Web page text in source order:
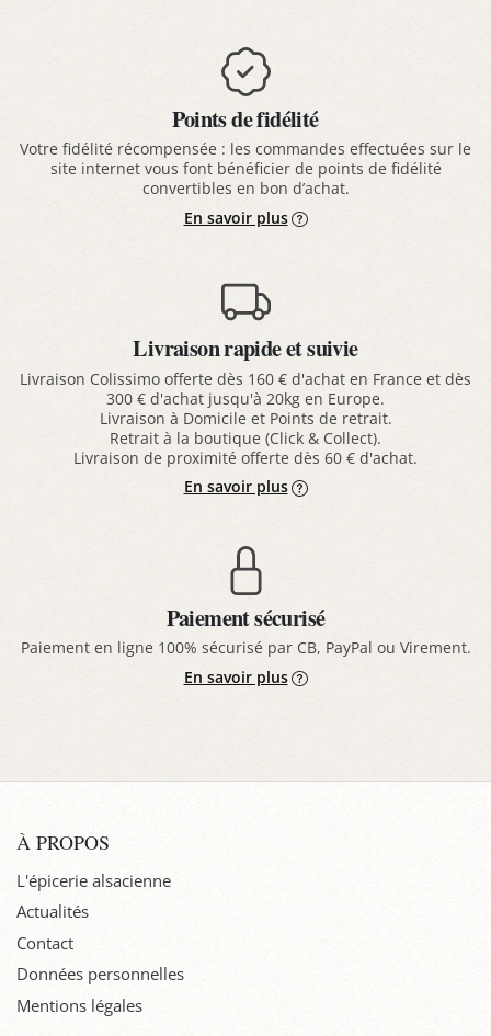
Points de fidélité
Votre fidélité récompensée : les commandes effectuées sur le
site internet vous font bénéficier de points de fidélité
convertibles en bon d’achat.
En savoir plus
Livraison rapide et suivie
Livraison Colissimo offerte dès 160 € d'achat en France et dès
300 € d'achat jusqu'à 20kg en Europe.
Livraison à Domicile et Points de retrait.
Retrait à la boutique (Click & Collect).
Livraison de proximité offerte dès 60 € d'achat.
En savoir plus
Paiement sécurisé
Paiement en ligne 100% sécurisé par CB, PayPal ou Virement.
En savoir plus
À PROPOS
L'épicerie alsacienne
Actualités
Contact
Données personnelles
Mentions légales